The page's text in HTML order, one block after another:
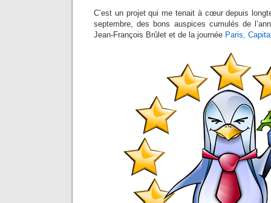
C’est un projet qui me tenait à cœur depuis
septembre, des bons auspices cumulés de
Jean-François Brûlet et de la journée Paris,